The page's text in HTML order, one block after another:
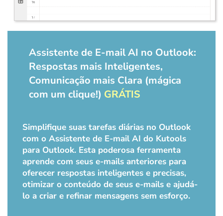
Assistente de E-mail AI no Outlook:
Respostas mais Inteligentes,
Comunicação mais Clara (mágica
com um clique!) GRÁTIS
Simplifique suas tarefas diárias no Outlook
com o Assistente de E-mail AI do Kutools
para Outlook. Esta poderosa ferramenta
aprende com seus e-mails anteriores para
oferecer respostas inteligentes e precisas,
otimizar o conteúdo de seus e-mails e ajudá-
lo a criar e refinar mensagens sem esforço.